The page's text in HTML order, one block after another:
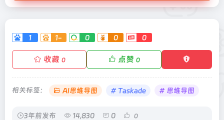
1 1- 0 0 0
收藏 0 点赞 0
相关标签： AI思维导图 # Taskade # 思维导图
3年前发布 14,830 0 0